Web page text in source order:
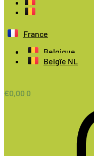
France
Belgique
Belgïe NL
€0,00 0